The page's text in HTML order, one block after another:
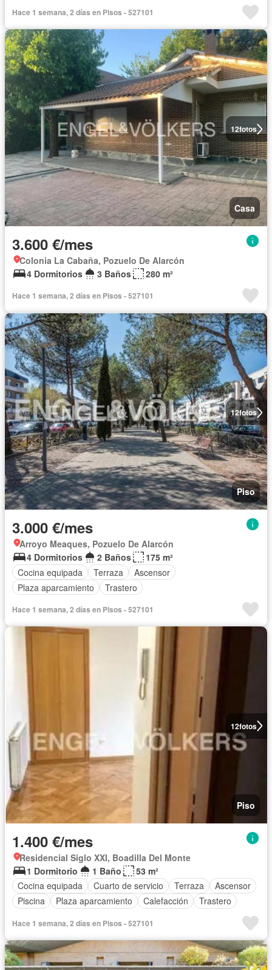
Hace 1 semana, 2 días en Pisos - 527101
12fotos
Casa
3.600 €/mes
Colonia La Cabaña, Pozuelo De Alarcón
4 Dormitorios
3 Baños 280 m²
Hace 1 semana, 2 días en Pisos - 527101
12fotos
Piso
3.000 €/mes
Arroyo Meaques, Pozuelo De Alarcón
4 Dormitorios
2 Baños
175 m²
Cocina equipada
Terraza
Ascensor
Plaza aparcamiento
Trastero
Hace 1 semana, 2 días en Pisos - 527101
12fotos
Piso
1.400 €/mes
Residencial Siglo XXI, Boadilla Del Monte
1 Dormitorio
1 Baño
53 m²
Cocina equipada
Cuarto de servicio Terraza
Ascensor
Piscina
Plaza aparcamiento Calefacción Trastero
Hace 1 semana, 2 días en Pisos - 527101